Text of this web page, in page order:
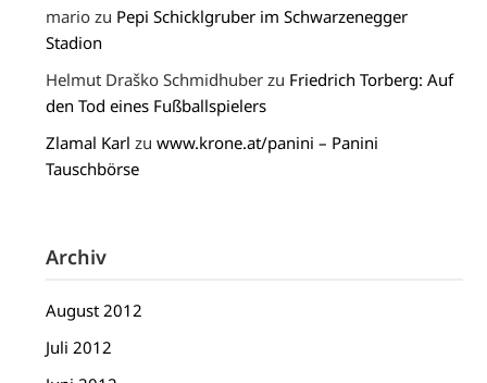
mario zu Pepi Schicklgruber im Schwarzenegger
Stadion
Helmut Draško Schmidhuber zu Friedrich Torberg: Auf
den Tod eines Fußballspielers
Zlamal Karl zuwww.krone.at/panini – Panini
Tauschbörse
Archiv
August 2012
Juli 2012